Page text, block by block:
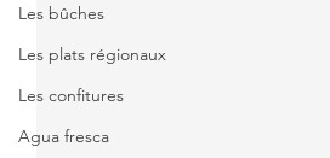
Les bûches
Les plats régionaux
Les confitures
Agua fresca